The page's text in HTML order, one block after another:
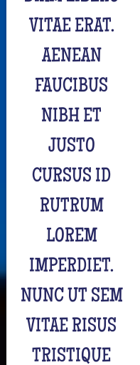
VITAE ERAT.
AENEAN
FAUCIBUS
NIBH ET
JUSTO
CURSUS ID
RUTRUM
LOREM
IMPERDIET.
NUNC UT SEM
VITAE RISUS
TRISTIQUE